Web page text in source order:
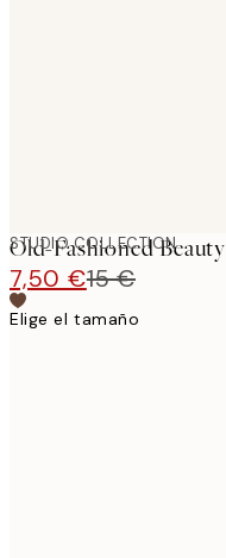
STUDIO COLLECTION
Old-Fashioned
7,50 €15 €
Elige el tamaño